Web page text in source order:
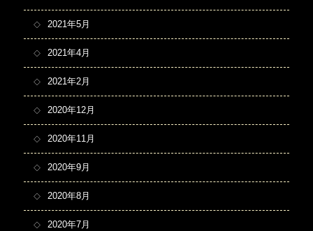
2021年5月
2021年4月
2021年2月
2020年12月
2020年11月
2020年9月
2020年8月
2020年7月